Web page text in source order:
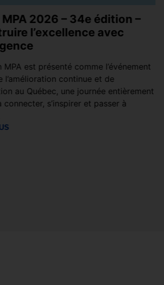
2026 – 34e édition –
l’excellence avec
MPA est présenté comme l’événement
l’amélioration continue et de
au Québec, une journée entièrement
connecter, s’inspirer et passer à